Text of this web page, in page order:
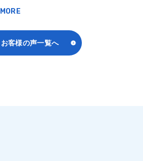
MORE
お客様の声一覧へ